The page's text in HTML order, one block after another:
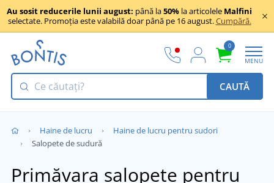
Au sosit reducerile lunii august: până la50% la articolele Malfini
selectate. Promoția este valabilă doar până pe 16 august.Cumpără.
0
MENU
CAUTĂ
Haine de lucru
Haine de lucru pentru sudori
Salopete de sudură
Primăvara salopete pentru